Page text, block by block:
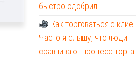
быстро одобрил
Как торговаться с
Часто я слышу, что люди
сравнивают процесс торга